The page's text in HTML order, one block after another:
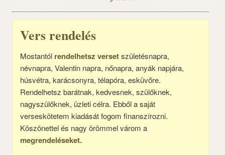
Vers rendelés
Mostantól rendelhetsz versetszületésnapra,
névnapra, Valentin napra, nőnapra, anyák napjára,
húsvétra, karácsonyra, télapóra, esküvőre.
Rendelhetsz barátnak, kedvesnek, szülőknek,
nagyszülőknek, üzleti célra. Ebből a saját
verseskötetem kiadását fogom finanszírozni.
Köszönettel és nagy örömmel várom a
megrendeléseket.